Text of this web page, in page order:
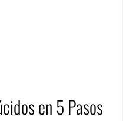
en 5 Pasos